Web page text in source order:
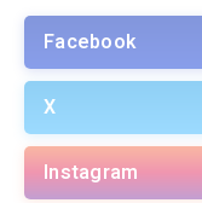
Facebook
X
Instagram